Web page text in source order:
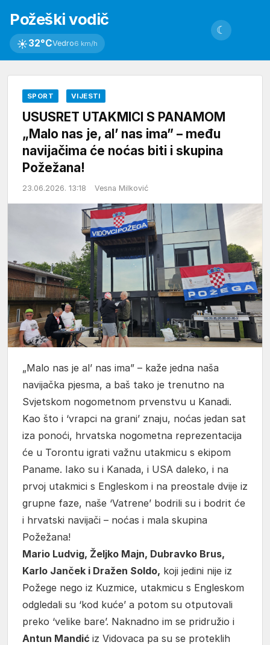
Požeški vodič
☀32°CVedro6 km/h
☾
SPORT VIJESTI
USUSRET UTAKMICI S PANAMOM
„Malo nas je, al’ nas ima” – među
navijačima će noćas biti i skupina
Požežana!
23.06.2026. 13:18 Vesna Milković
„Malo nas je al’ nas ima” – kaže jedna naša
navijačka pjesma, a baš tako je trenutno na
Svjetskom nogometnom prvenstvu u Kanadi.
Kao što i ‘vrapci na grani’ znaju, noćas jedan sat
iza ponoći, hrvatska nogometna reprezentacija
će u Torontu igrati važnu utakmicu s ekipom
Paname. Iako su i Kanada, i USA daleko, i na
prvoj utakmici s Engleskom i na preostale dvije iz
grupne faze, naše ‘Vatrene’ bodrili su i bodrit će
i hrvatski navijači – noćas i mala skupina
Požežana!
Mario Ludvig, Željko Majn, Dubravko Brus,
Karlo Janček i Dražen Soldo, koji jedini nije iz
Požege nego iz Kuzmice, utakmicu s Engleskom
odgledali su ‘kod kuće’ a potom su otputovali
preko ‘velike bare’. Naknadno im se pridružio i
Antun Mandić iz Vidovaca pa su se proteklih